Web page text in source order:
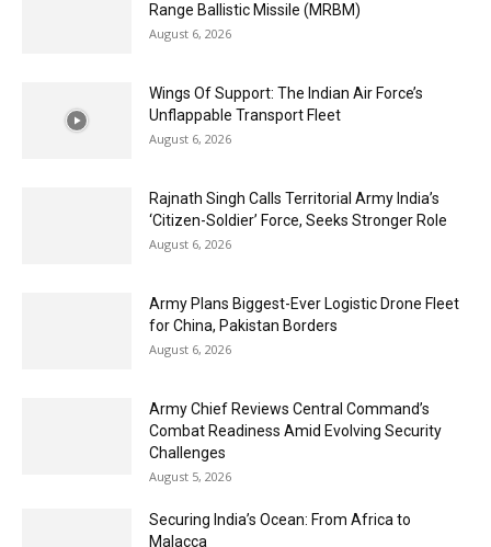
Range Ballistic Missile (MRBM)
August 6, 2026
Wings Of Support: The Indian Air Force’s
Unflappable Transport Fleet
August 6, 2026
Rajnath Singh Calls Territorial Army India’s
‘Citizen-Soldier’ Force, Seeks Stronger Role
August 6, 2026
Army Plans Biggest-Ever Logistic Drone Fleet
for China, Pakistan Borders
August 6, 2026
Army Chief Reviews Central Command’s
Combat Readiness Amid Evolving Security
Challenges
August 5, 2026
Securing India’s Ocean: From Africa to
Malacca